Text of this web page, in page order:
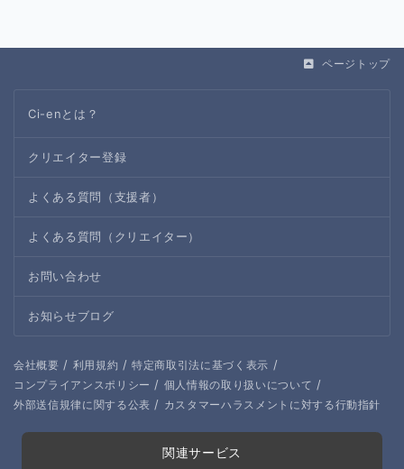
ページトップ
Ci-enとは？
クリエイター登録
よくある質問（支援者）
よくある質問（クリエイター）
お問い合わせ
お知らせブログ
会社概要 / 利用規約 / 特定商取引法に基づく表示 /
コンプライアンスポリシー / 個人情報の取り扱いについて /
外部送信規律に関する公表 / カスタマーハラスメントに対する行動指針
関連サービス